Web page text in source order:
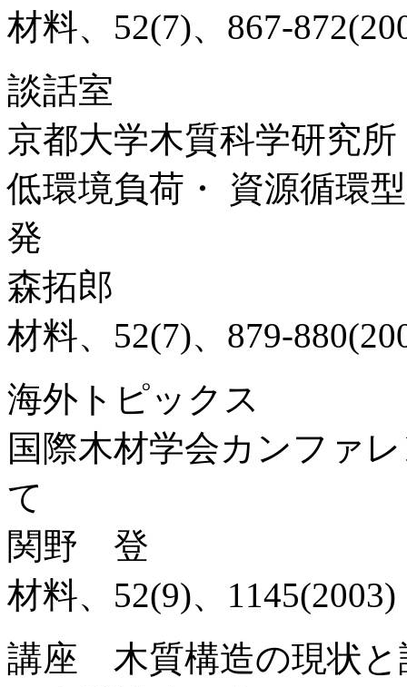
材料、52(7)、867-
談話室
京都大学木質科学研究
低環境負荷・ 資源循環
発
森拓郎
材料、52(7)、879-
海外トピックス
国際木材学会カンファ
て
関野 登
材料、52(9)、1145(2003)
講座 木質構造の現状と